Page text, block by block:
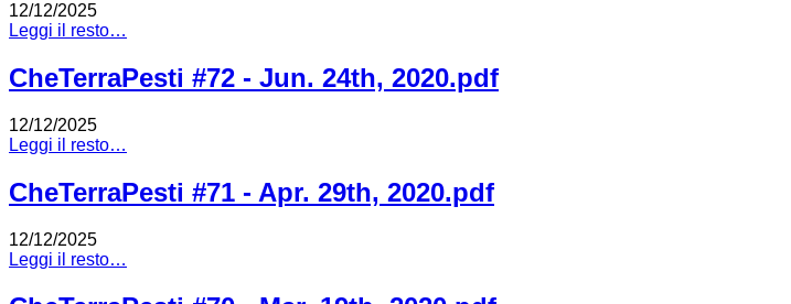
12/12/2025
Leggi il resto…
CheTerraPesti #72 - Jun. 24th, 2020.pdf
12/12/2025
Leggi il resto…
CheTerraPesti #71 - Apr. 29th, 2020.pdf
12/12/2025
Leggi il resto…